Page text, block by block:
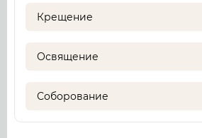
Крещение
Освящение
Соборование